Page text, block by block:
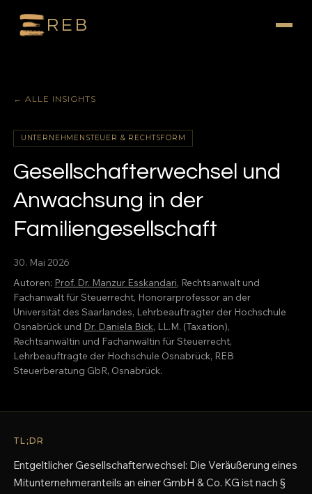
REB
← ALLE INSIGHTS
UNTERNEHMENSTEUER & RECHTSFORM
Gesellschafterwechsel und
Anwachsung in der
Familiengesellschaft
30. Mai 2026
Autoren: Prof. Dr. Manzur Esskandari, Rechtsanwalt und
Fachanwalt für Steuerrecht, Honorarprofessor an der
Universität des Saarlandes, Lehrbeauftragter der Hochschule
Osnabrück und Dr. Daniela Bick, LL.M. (Taxation),
Rechtsanwältin und Fachanwältin für Steuerrecht,
Lehrbeauftragte der Hochschule Osnabrück, REB
Steuerberatung GbR, Osnabrück.
TL;DR
Entgeltlicher Gesellschafterwechsel: Die Veräußerung eines
Mitunternehmeranteils an einer GmbH & Co. KG ist nach §